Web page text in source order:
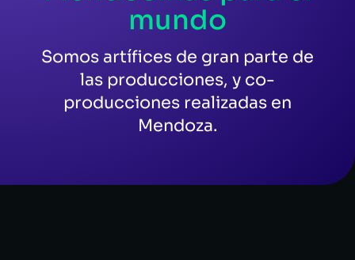
mundo
Somos artífices de gran parte de
las producciones, y co-
producciones realizadas en
Mendoza.